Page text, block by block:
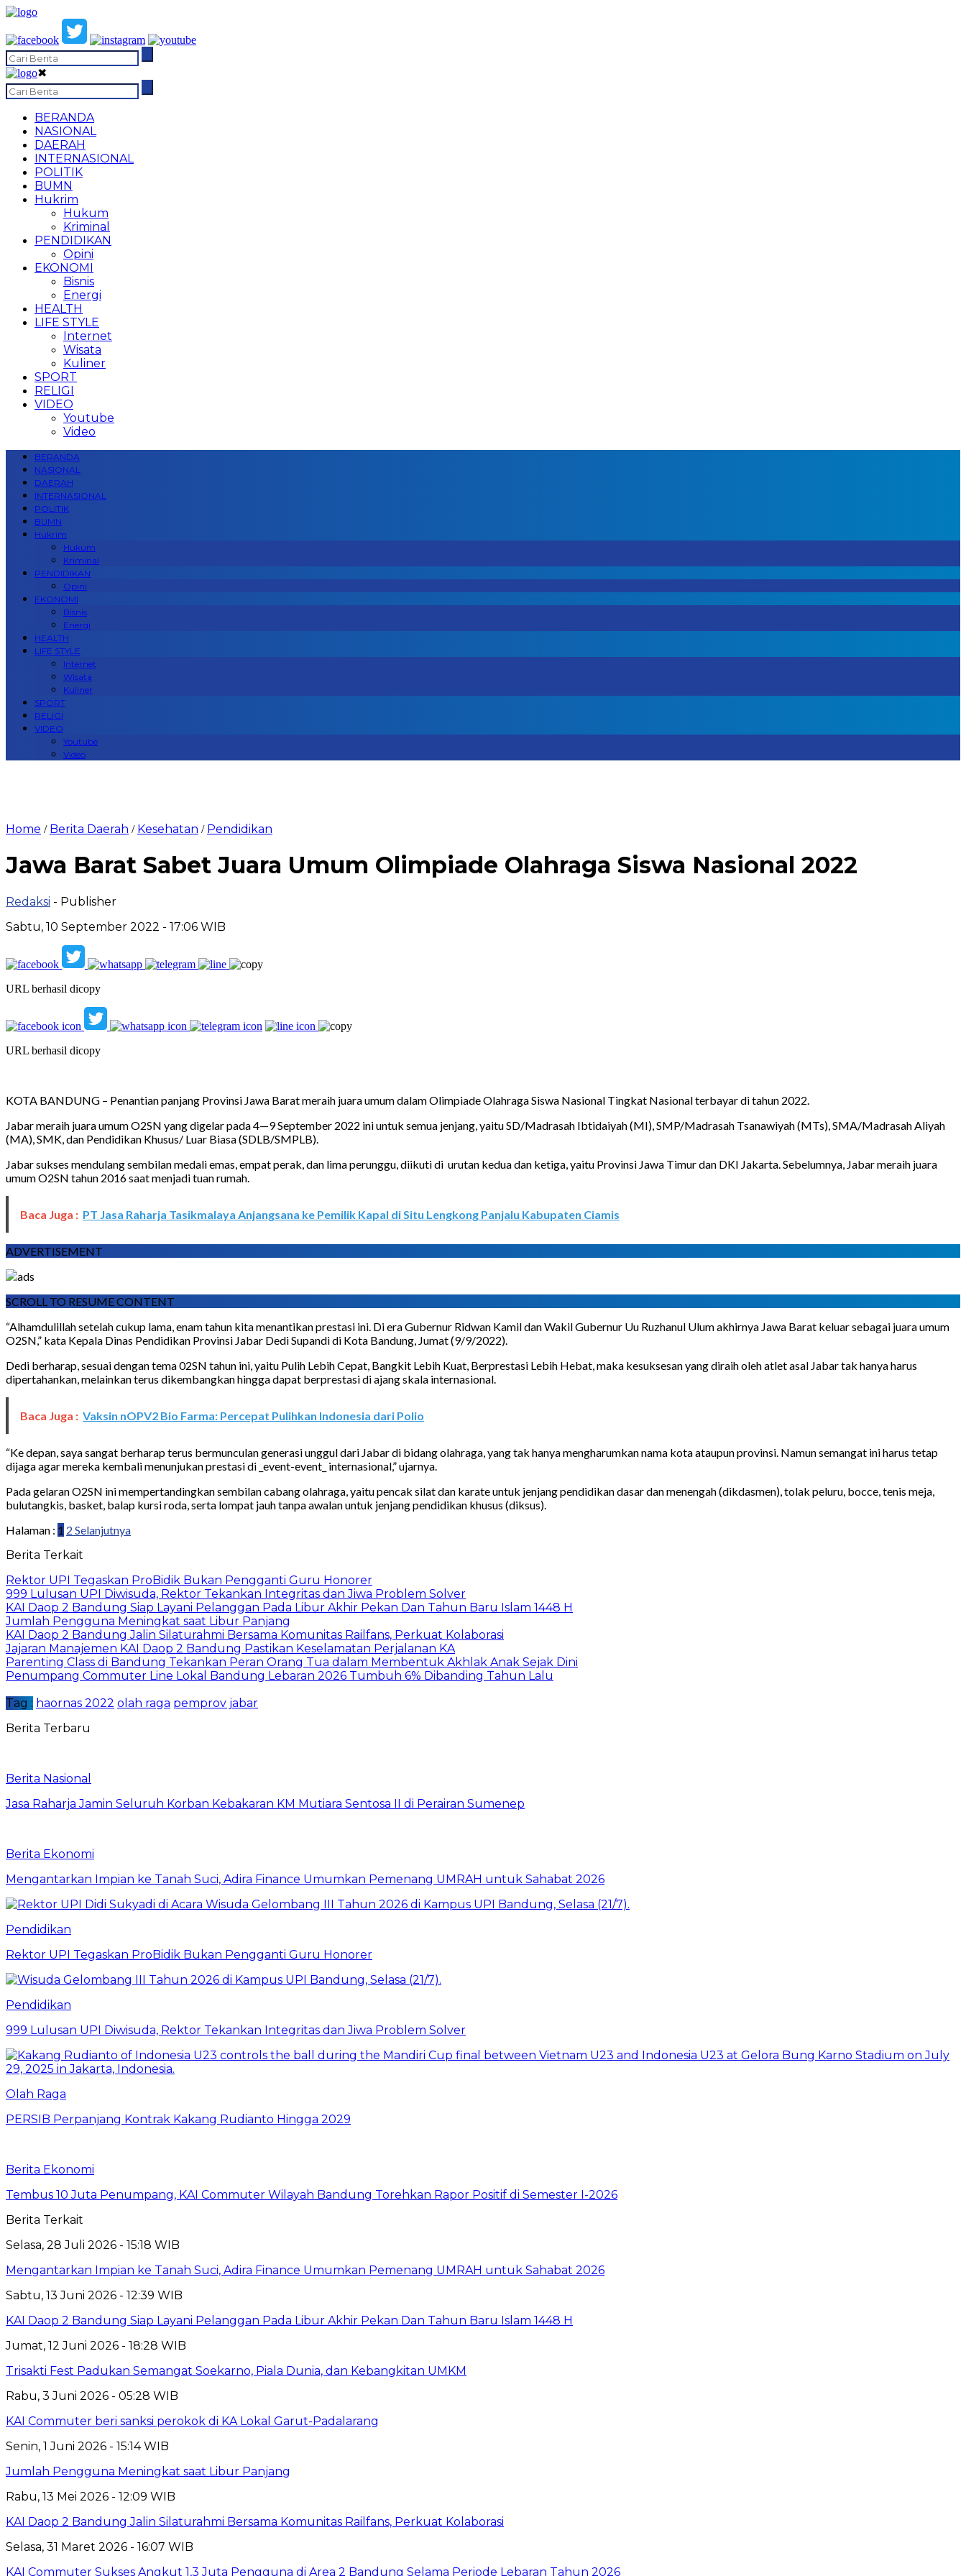
✖
BERANDA
NASIONAL
DAERAH
INTERNASIONAL
POLITIK
BUMN
Hukrim
Hukum
Kriminal
PENDIDIKAN
Opini
EKONOMI
Bisnis
Energi
HEALTH
LIFE STYLE
Internet
Wisata
Kuliner
SPORT
RELIGI
VIDEO
Youtube
Video
BERANDA
NASIONAL
DAERAH
INTERNASIONAL
POLITIK
BUMN
Hukrim
Hukum
Kriminal
PENDIDIKAN
Opini
EKONOMI
Bisnis
Energi
HEALTH
LIFE STYLE
Internet
Wisata
Kuliner
SPORT
RELIGI
VIDEO
Youtube
Video
Home / Berita Daerah / Kesehatan / Pendidikan
Jawa Barat Sabet Juara Umum Olimpiade Olahraga Siswa Nasional 2022
Redaksi - Publisher
Sabtu, 10 September 2022 - 17:06 WIB
URL berhasil dicopy
URL berhasil dicopy
KOTA BANDUNG – Penantian panjang Provinsi Jawa Barat meraih juara umum dalam Olimpiade Olahraga Siswa Nasional Tingkat Nasional terbayar di tahun 2022.
Jabar meraih juara umum O2SN yang digelar pada 4—9 September 2022 ini untuk semua jenjang, yaitu SD/Madrasah Ibtidaiyah (MI), SMP/Madrasah Tsanawiyah (MTs), SMA/Madrasah Aliyah
(MA), SMK, dan Pendidikan Khusus/ Luar Biasa (SDLB/SMPLB).
Jabar sukses mendulang sembilan medali emas, empat perak, dan lima perunggu, diikuti di urutan kedua dan ketiga, yaitu Provinsi Jawa Timur dan DKI Jakarta. Sebelumnya, Jabar meraih juara
umum O2SN tahun 2016 saat menjadi tuan rumah.
Baca Juga : PT Jasa Raharja Tasikmalaya Anjangsana ke Pemilik Kapal di Situ Lengkong Panjalu Kabupaten Ciamis
ADVERTISEMENT
SCROLL TO RESUME CONTENT
“Alhamdulillah setelah cukup lama, enam tahun kita menantikan prestasi ini. Di era Gubernur Ridwan Kamil dan Wakil Gubernur Uu Ruzhanul Ulum akhirnya Jawa Barat keluar sebagai juara umum
O2SN,” kata Kepala Dinas Pendidikan Provinsi Jabar Dedi Supandi di Kota Bandung, Jumat (9/9/2022).
Dedi berharap, sesuai dengan tema 02SN tahun ini, yaitu Pulih Lebih Cepat, Bangkit Lebih Kuat, Berprestasi Lebih Hebat, maka kesuksesan yang diraih oleh atlet asal Jabar tak hanya harus
dipertahankan, melainkan terus dikembangkan hingga dapat berprestasi di ajang skala internasional.
Baca Juga : Vaksin nOPV2 Bio Farma: Percepat Pulihkan Indonesia dari Polio
“Ke depan, saya sangat berharap terus bermunculan generasi unggul dari Jabar di bidang olahraga, yang tak hanya mengharumkan nama kota ataupun provinsi. Namun semangat ini harus tetap
dijaga agar mereka kembali menunjukan prestasi di _event-event_ internasional,” ujarnya.
Pada gelaran O2SN ini mempertandingkan sembilan cabang olahraga, yaitu pencak silat dan karate untuk jenjang pendidikan dasar dan menengah (dikdasmen), tolak peluru, bocce, tenis meja,
bulutangkis, basket, balap kursi roda, serta lompat jauh tanpa awalan untuk jenjang pendidikan khusus (diksus).
Halaman : 1 2 Selanjutnya
Berita Terkait
Rektor UPI Tegaskan ProBidik Bukan Pengganti Guru Honorer
999 Lulusan UPI Diwisuda, Rektor Tekankan Integritas dan Jiwa Problem Solver
KAI Daop 2 Bandung Siap Layani Pelanggan Pada Libur Akhir Pekan Dan Tahun Baru Islam 1448 H
Jumlah Pengguna Meningkat saat Libur Panjang
KAI Daop 2 Bandung Jalin Silaturahmi Bersama Komunitas Railfans, Perkuat Kolaborasi
Jajaran Manajemen KAI Daop 2 Bandung Pastikan Keselamatan Perjalanan KA
Parenting Class di Bandung Tekankan Peran Orang Tua dalam Membentuk Akhlak Anak Sejak Dini
Penumpang Commuter Line Lokal Bandung Lebaran 2026 Tumbuh 6% Dibanding Tahun Lalu
Tag : haornas 2022 olah raga pemprov jabar
Berita Terbaru
Berita Nasional
Jasa Raharja Jamin Seluruh Korban Kebakaran KM Mutiara Sentosa II di Perairan Sumenep
Berita Ekonomi
Mengantarkan Impian ke Tanah Suci, Adira Finance Umumkan Pemenang UMRAH untuk Sahabat 2026
Pendidikan
Rektor UPI Tegaskan ProBidik Bukan Pengganti Guru Honorer
Pendidikan
999 Lulusan UPI Diwisuda, Rektor Tekankan Integritas dan Jiwa Problem Solver
Olah Raga
PERSIB Perpanjang Kontrak Kakang Rudianto Hingga 2029
Berita Ekonomi
Tembus 10 Juta Penumpang, KAI Commuter Wilayah Bandung Torehkan Rapor Positif di Semester I-2026
Berita Terkait
Selasa, 28 Juli 2026 - 15:18 WIB
Mengantarkan Impian ke Tanah Suci, Adira Finance Umumkan Pemenang UMRAH untuk Sahabat 2026
Sabtu, 13 Juni 2026 - 12:39 WIB
KAI Daop 2 Bandung Siap Layani Pelanggan Pada Libur Akhir Pekan Dan Tahun Baru Islam 1448 H
Jumat, 12 Juni 2026 - 18:28 WIB
Trisakti Fest Padukan Semangat Soekarno, Piala Dunia, dan Kebangkitan UMKM
Rabu, 3 Juni 2026 - 05:28 WIB
KAI Commuter beri sanksi perokok di KA Lokal Garut-Padalarang
Senin, 1 Juni 2026 - 15:14 WIB
Jumlah Pengguna Meningkat saat Libur Panjang
Rabu, 13 Mei 2026 - 12:09 WIB
KAI Daop 2 Bandung Jalin Silaturahmi Bersama Komunitas Railfans, Perkuat Kolaborasi
Selasa, 31 Maret 2026 - 16:07 WIB
KAI Commuter Sukses Angkut 1,3 Juta Pengguna di Area 2 Bandung Selama Periode Lebaran Tahun 2026